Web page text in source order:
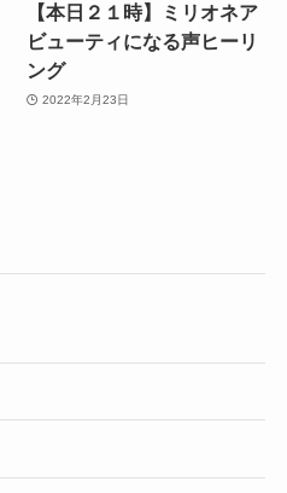
【本日２１時】ミリオネア
ビューティになる声ヒーリ
ング
2022年2月23日